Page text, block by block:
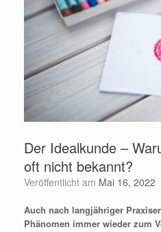
Der Idealkunde –
oft nicht bekannt?
Veröffentlicht am Mai 16, 2022
Auch nach langjähriger
Phänomen immer wieder zum